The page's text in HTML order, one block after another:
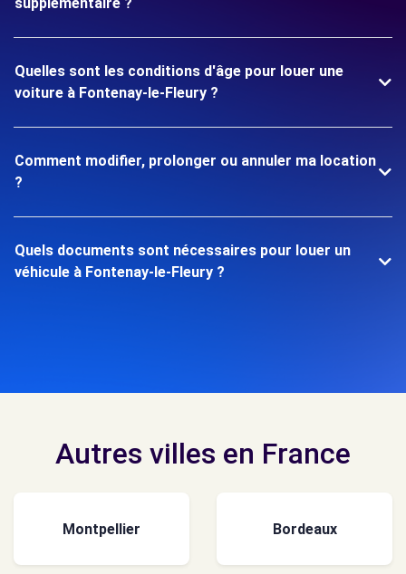
Quelles sont les conditions d'âge pour louer une
voiture à Fontenay-le-Fleury ?
Comment modifier, prolonger ou annuler ma location
?
Quels documents sont nécessaires pour louer un
véhicule à Fontenay-le-Fleury ?
Autres villes en France
Montpellier Bordeaux